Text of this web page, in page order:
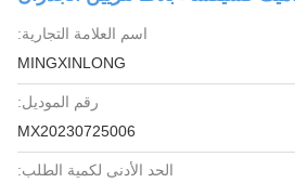
اسم العلامة التجارية:
MINGXINLONG
رقم الموديل:
MX20230725006
الحد الأدنى لكمية الطلب: